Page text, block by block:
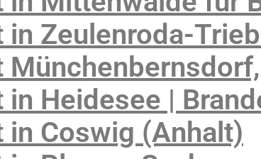
in Zeulenroda-
Heidesee |
in Coswig (Anhalt)